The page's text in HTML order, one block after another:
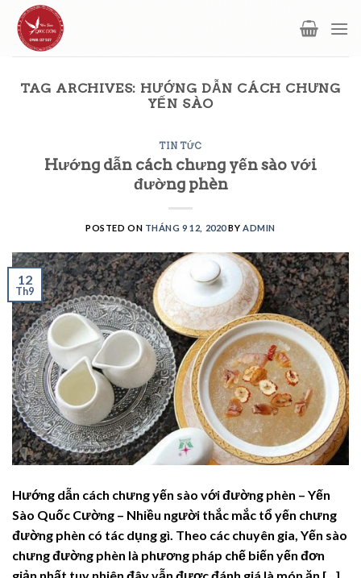
Skip
content
TAG ARCHIVES: HƯỚNG DẪN CÁCH CHƯNG
YẾN SÀO
TIN TỨC
Hướng dẫn cách chưng yến sào với
đường phèn
POSTED ON THÁNG 9 12, 2020BY ADMIN
12
Th9
Hướng dẫn cách chưng yến sào với đường phèn – Yến
Sào Quốc Cường – Nhiều người thắc mắc tổ yến chưng
đường phèn có tác dụng gì. Theo các chuyên gia, Yến sào
chưng đường phèn là phương pháp chế biến yến đơn